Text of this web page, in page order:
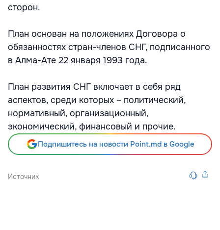
сторон.
План основан на положениях Договора о
обязанностях стран-членов СНГ, подписанного
в Алма-Ате 22 января 1993 года.
План развития СНГ включает в себя ряд
аспектов, среди которых – политический,
нормативный, организационный,
экономический, финансовый и прочие.
Подпишитесь на новости Point.md в Google
Источник